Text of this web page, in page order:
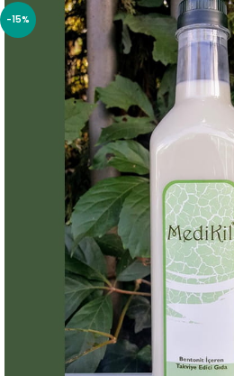
-15%